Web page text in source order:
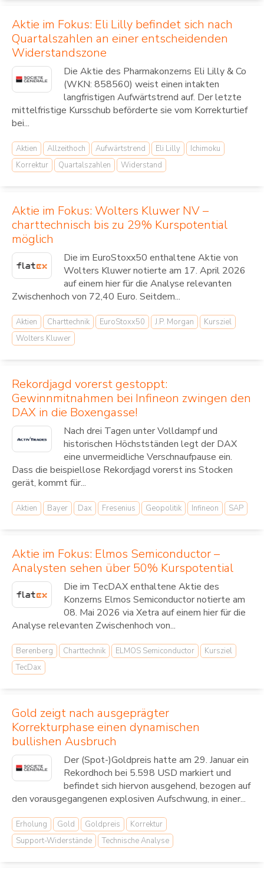
Aktie im Fokus: Eli Lilly befindet sich nach
Quartalszahlen an einer entscheidenden
Widerstandszone
Die Aktie des Pharmakonzerns Eli Lilly & Co
(WKN: 858560) weist einen intakten
langfristigen Aufwärtstrend auf. Der letzte
mittelfristige Kursschub beförderte sie vom Korrekturtief
bei...
Aktien Allzeithoch Aufwärtstrend Eli Lilly
Ichimoku
Korrektur
Quartalszahlen Widerstand
Aktie im Fokus: Wolters Kluwer NV –
charttechnisch bis zu 29% Kurspotential
möglich
Die im EuroStoxx50 enthaltene Aktie von
Wolters Kluwer notierte am 17. April 2026
auf einem hier für die Analyse relevanten
Zwischenhoch von 72,40 Euro. Seitdem...
Aktien Charttechnik EuroStoxx50 J.P. Morgan
Kursziel
Wolters Kluwer
Rekordjagd vorerst gestoppt:
Gewinnmitnahmen bei Infineon zwingen den
DAX in die Boxengasse!
Nach drei Tagen unter Volldampf und
historischen Höchstständen legt der DAX
eine unvermeidliche Verschnaufpause ein.
Dass die beispiellose Rekordjagd vorerst ins Stocken
gerät, kommt für...
Aktien Bayer Dax Fresenius Geopolitik Infineon SAP
Aktie im Fokus: Elmos Semiconductor –
Analysten sehen über 50% Kurspotential
Die im TecDAX enthaltene Aktie des
Konzerns Elmos Semiconductor notierte am
08. Mai 2026 via Xetra auf einem hier für die
Analyse relevanten Zwischenhoch von...
Berenberg Charttechnik ELMOS Semiconductor
Kursziel
TecDax
Gold zeigt nach ausgeprägter
Korrekturphase einen dynamischen
bullishen Ausbruch
Der (Spot-)Goldpreis hatte am 29. Januar ein
Rekordhoch bei 5.598 USD markiert und
befindet sich hiervon ausgehend, bezogen auf
den vorausgegangenen explosiven Aufschwung, in einer...
Erholung Gold Goldpreis
Korrektur
Support-Widerstände
Technische Analyse